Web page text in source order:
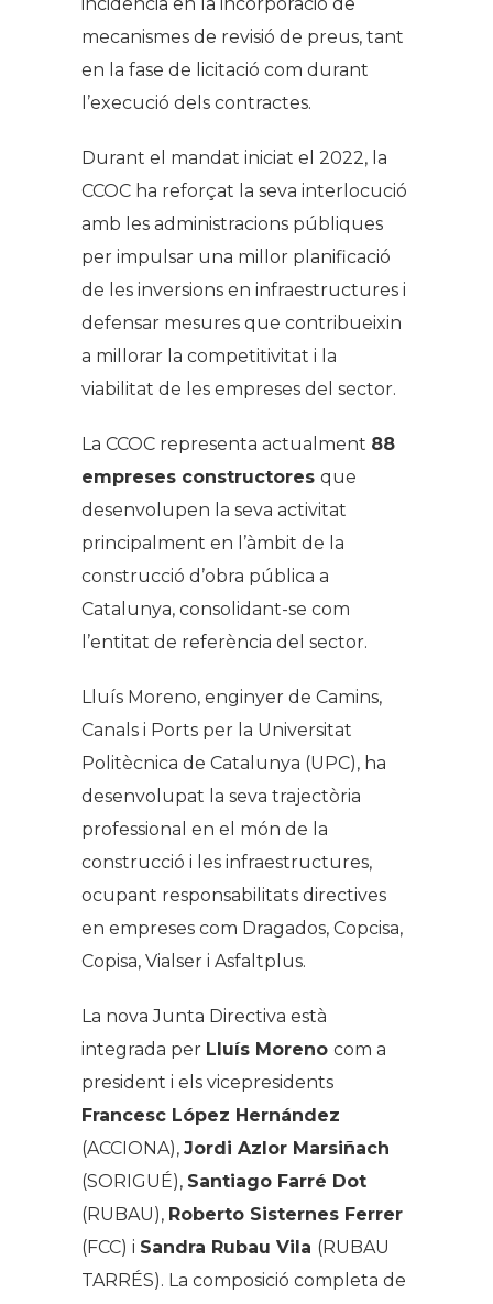
mecanismes de revisió de preus, tant
en la fase de licitació com durant
l’execució dels contractes.
Durant el mandat iniciat el 2022, la
CCOC ha reforçat la seva interlocució
amb les administracions públiques
per impulsar una millor planificació
de les inversions en infraestructures i
defensar mesures que contribueixin
a millorar la competitivitat i la
viabilitat de les empreses del sector.
La CCOC representa actualment 88
empreses constructores que
desenvolupen la seva activitat
principalment en l’àmbit de la
construcció d’obra pública a
Catalunya, consolidant-se com
l’entitat de referència del sector.
Lluís Moreno, enginyer de Camins,
Canals i Ports per la Universitat
Politècnica de Catalunya (UPC), ha
desenvolupat la seva trajectòria
professional en el món de la
construcció i les infraestructures,
ocupant responsabilitats directives
en empreses com Dragados, Copcisa,
Copisa, Vialser i Asfaltplus.
La nova Junta Directiva està
integrada per Lluís Moreno com a
president i els vicepresidents
Francesc López Hernández
(ACCIONA), Jordi Azlor Marsiñach
(SORIGUÉ), Santiago Farré Dot
(RUBAU), Roberto Sisternes Ferrer
(FCC) i Sandra Rubau Vila (RUBAU
TARRÉS). La composició completa de